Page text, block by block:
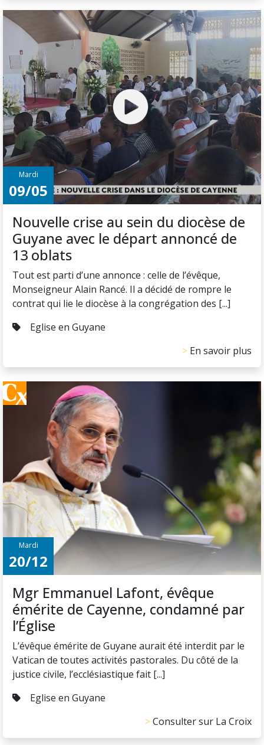
Mardi
09/05
Nouvelle crise au sein du diocèse de
Guyane avec le départ annoncé de
13 oblats
Tout est parti d’une annonce : celle de l’évêque,
Monseigneur Alain Rancé. Il a décidé de rompre le
contrat qui lie le diocèse à la congrégation des [...]
Eglise en Guyane
En savoir plus
Mardi
20/12
Mgr Emmanuel Lafont, évêque
émérite de Cayenne, condamné par
l’Église
L’évêque émérite de Guyane aurait été interdit par le
Vatican de toutes activités pastorales. Du côté de la
justice civile, l’ecclésiastique fait [...]
Eglise en Guyane
Consulter sur La Croix